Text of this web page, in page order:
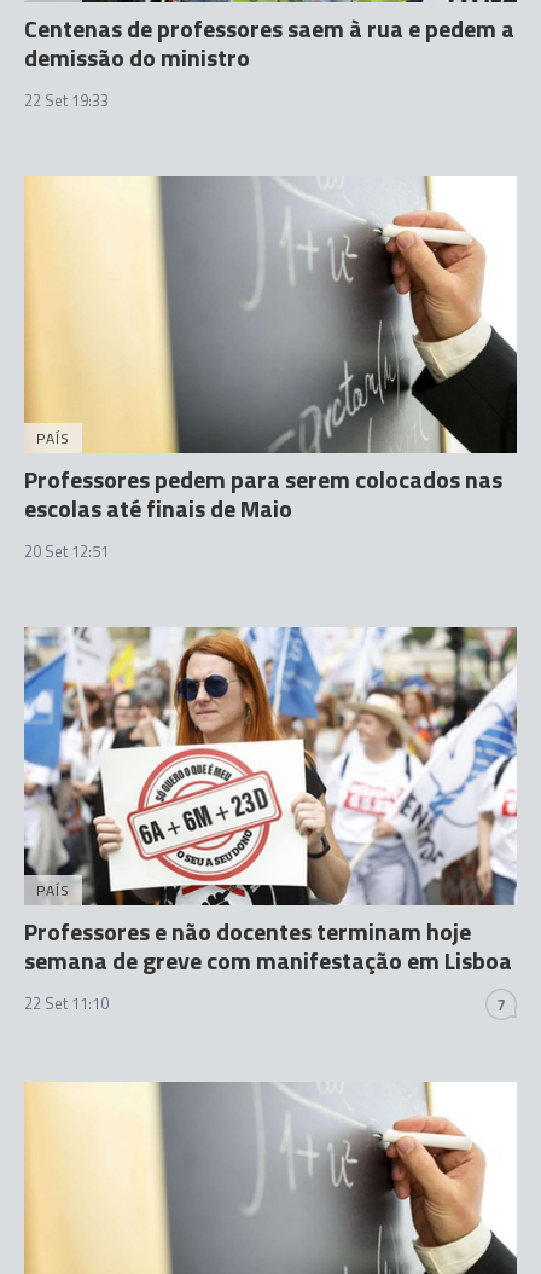
Centenas de professores saem à rua e pedem a
demissão do ministro
22 Set 19:33
PAÍS
Professores pedem para serem colocados nas
escolas até finais de Maio
20 Set 12:51
PAÍS
Professores e não docentes terminam hoje
semana de greve com manifestação em Lisboa
22 Set 11:10 7